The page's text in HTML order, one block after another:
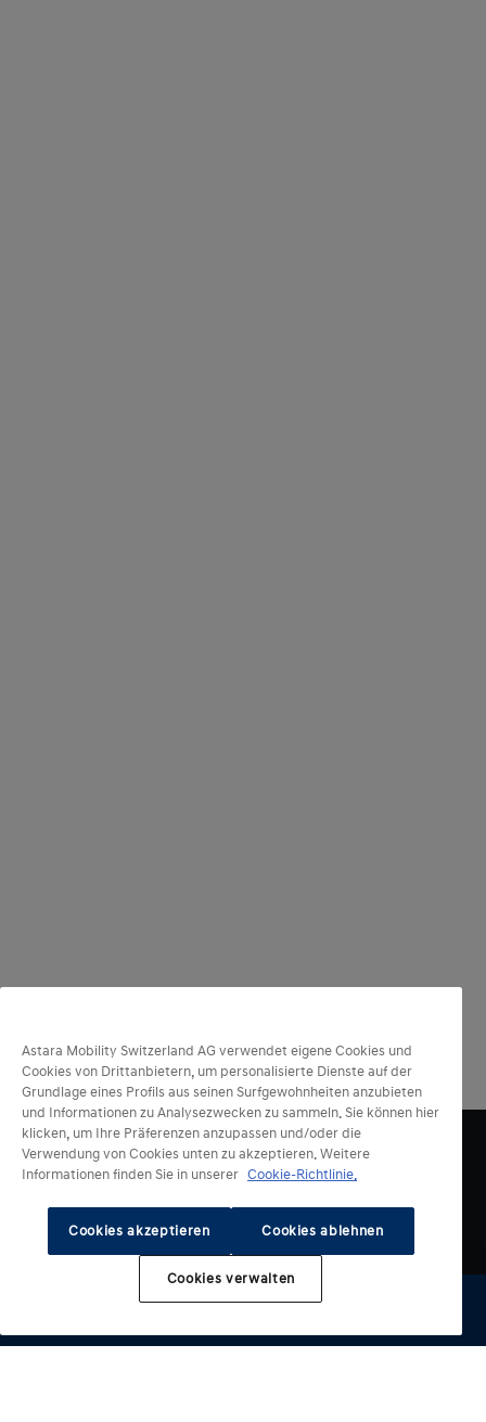
Astara Mobility Switzerland AG verwendet eigene Cookies und
Cookies von Drittanbietern, um personalisierte Dienste auf der
Grundlage eines Profils aus seinen Surfgewohnheiten anzubieten
und Informationen zu Analysezwecken zu sammeln. Sie können hier
klicken, um Ihre Präferenzen anzupassen und/oder die
Verwendung von Cookies unten zu akzeptieren. Weitere
Informationen finden Sie in unserer Cookie-Richtlinie.
Cookies akzeptieren Cookies ablehnen
Cookies verwalten